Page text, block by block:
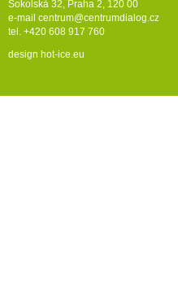
Sokolská 32, Praha 2, 120 00
e-mail centrum@centrumdialog.cz
tel. +420 608 917 760
design hot-ice.eu